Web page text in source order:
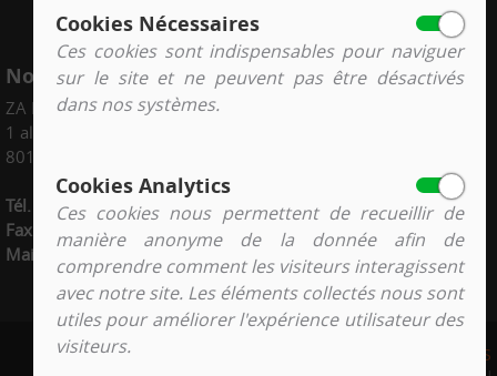
Nous contacter
ZA Le Parc
1 allée des marettes
80130 Friville Escarbotin
Tél.
: 03 22 61 45 86
Fax : 03 22 61 46 33
Mail
accueil@cim-picardie.fr
MENTIONS
Cookies Nécessaires
Ces cookies sont indispensables pour naviguer
sur le site et ne peuvent pas être désactivés
dans nos systèmes.
Cookies Analytics
Ces cookies nous permettent de recueillir de
manière anonyme de la donnée afin de
comprendre comment les visiteurs interagissent
avec notre site. Les éléments collectés nous sont
utiles pour améliorer l'expérience utilisateur des
visiteurs.